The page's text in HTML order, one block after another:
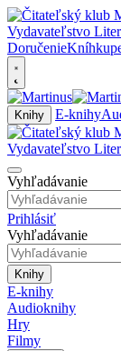
Doručenie
Knihy E-knihy
Vyhľadávanie
Prihlásiť
Vyhľadávanie
Knihy
E-knihy
Audioknihy
Hry
Filmy